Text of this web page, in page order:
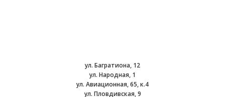
ул. Багратиона, 12
ул. Народная, 1
ул. Авиационная, 65, к.4
ул. Пловдивская, 9